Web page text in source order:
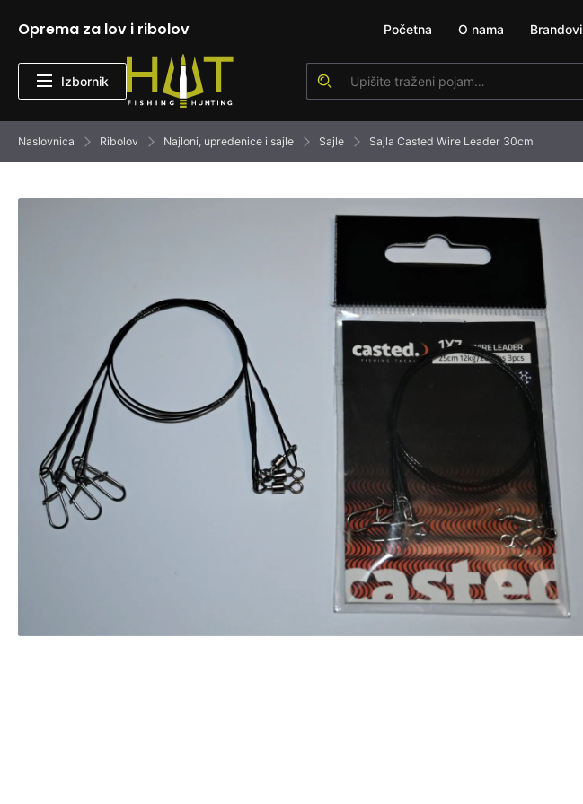
Oprema za lov i ribolov Početna O nama Brandovi
Izbornik
Naslovnica Ribolov Najloni, upredenice i sajle Sajle Sajla Casted Wire Leader 30cm